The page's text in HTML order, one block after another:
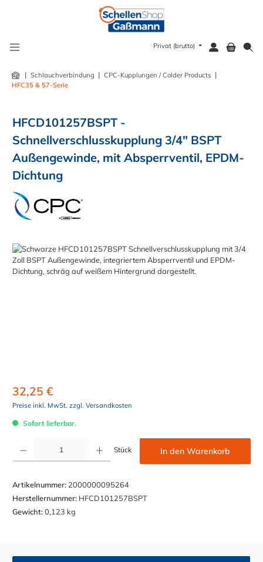
Privat (brutto)
| Schlauchverbindung | CPC-Kupplungen / Colder Products |
HFC35 & 57-Serie
HFCD101257BSPT -
Schnellverschlusskupplung 3/4" BSPT
Außengewinde, mit Absperrventil, EPDM-
Dichtung
Bildergalerie überspringen
32,25 €
Preise inkl. MwSt. zzgl. Versandkosten
Sofort lieferbar.
Produkt Anzahl: Gib den gewünschten Wert ein oder benutze die Schaltflächen um die Anzahl
Stück In den Warenkorb
Artikelnummer: 2000000095264
Herstellernummer: HFCD101257BSPT
Gewicht:0,123 kg